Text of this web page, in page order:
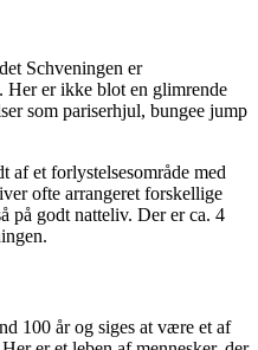
Schveningen er
Her er ikke blot en glimrende
som pariserhjul, bungee jump
af et forlystelsesområde med
ofte arrangeret forskellige
på godt natteliv. Der er ca. 4
100 år og siges at være et af